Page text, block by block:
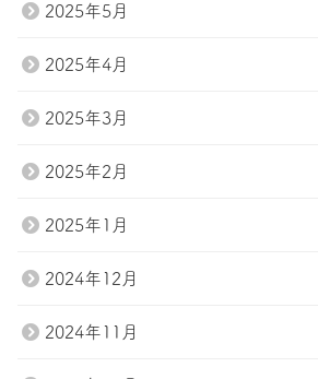
2025年5月
2025年4月
2025年3月
2025年2月
2025年1月
2024年12月
2024年11月